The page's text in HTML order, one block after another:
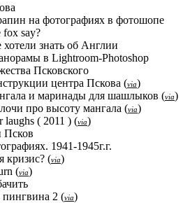
на фотографиях в фотошопе
fox say?
знать об Англии
в Lightroom-Photoshop
Псковского
центра Пскова (via)
и маринады для шашлыков (via)
про высоту мангала (via)
laughs ( 2011 ) (via)
Псков
1941-1945г.г.
кризис? (via)
(via)
пингвина 2 (via)